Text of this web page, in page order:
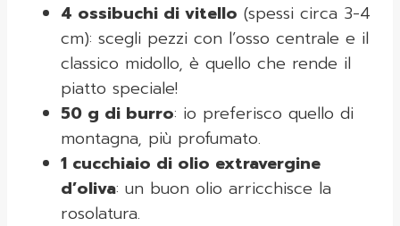
4 ossibuchi di vitello (spessi circa 3-4
cm): scegli pezzi con l’osso centrale e il
classico midollo, è quello che rende il
piatto speciale!
50 g di burro: io preferisco quello di
montagna, più profumato.
1 cucchiaio di olio extravergine
d’oliva: un buon olio arricchisce la
rosolatura.